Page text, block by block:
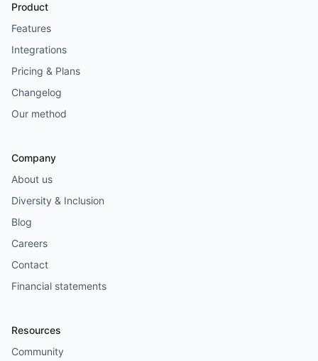
Product
Features
Integrations
Pricing & Plans
Changelog
Our method
Company
About us
Diversity & Inclusion
Blog
Careers
Contact
Financial statements
Resources
Community